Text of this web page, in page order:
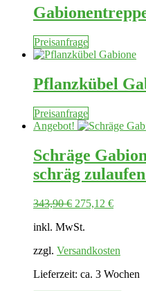
Preisanfrage
Pflanzkübel
Preisanfrage
Angebot!
Schräge
schräg
343,90€ 275,12 €
inkl. MwSt.
zzgl. Versandkosten
Lieferzeit: ca. 3 Wochen